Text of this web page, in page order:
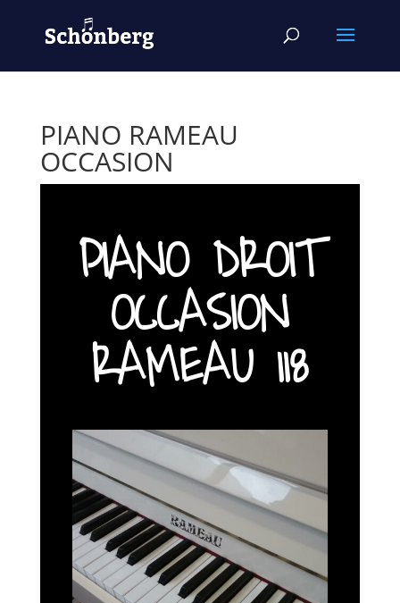
PIANO RAMEAU
OCCASION
PIANO DROIT
OCCASION
RAMEAU 118